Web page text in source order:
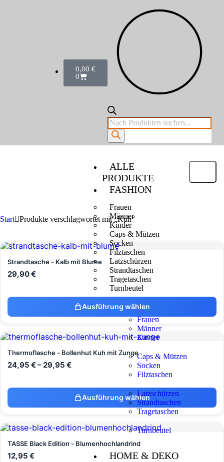
0,00 €
0
ALLE
PRODUKTE
FASHION
Frauen
Männer
Kinder
Caps & Mützen
Socken
Filztaschen
Latzschürzen
Strandtaschen
Tragetaschen
Turnbeutel
Frauen
Männer
Kinder
Caps & Mützen
Socken
Filztaschen
Latzschürzen
Strandtaschen
Tragetaschen
Turnbeutel
HOME & DEKO
Start Produkte verschlagwortet mit „Kuh“
Strandtasche - Kalb mit Blume
29,90€
Ausführung wählen
Thermoflasche - Bollenhut Kuh mit Zunge
24,95 €–29,95 €
Ausführung wählen
TASSE Black Edition - Blumenhochlandrind
12,95 €